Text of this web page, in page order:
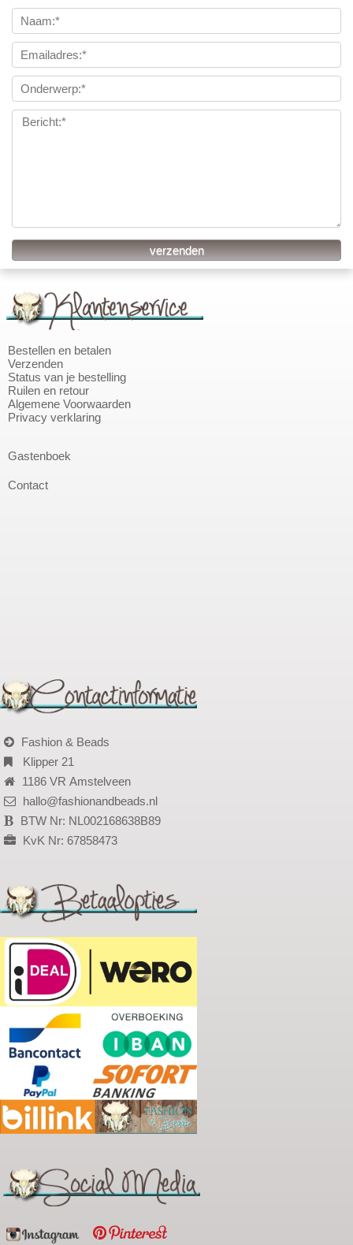
Bestellen en betalen
Verzenden
Status van je bestelling
Ruilen en retour
Algemene Voorwaarden
Privacy verklaring
Gastenboek
Contact
Fashion & Beads
Klipper 21
1186 VR Amstelveen
hallo@fashionandbeads.nl
BTW Nr: NL002168638B89
KvK Nr: 67858473